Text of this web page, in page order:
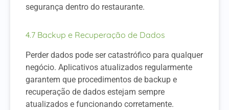
segurança dentro do restaurante.
4.7 Backup e Recuperação de Dados
Perder dados pode ser catastrófico para qualquer
negócio. Aplicativos atualizados regularmente
garantem que procedimentos de backup e
recuperação de dados estejam sempre
atualizados e funcionando corretamente.